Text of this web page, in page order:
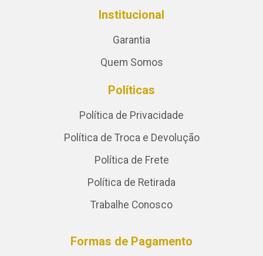
Institucional
Garantia
Quem Somos
Políticas
Política de Privacidade
Política de Troca e Devolução
Política de Frete
Política de Retirada
Trabalhe Conosco
Formas de Pagamento